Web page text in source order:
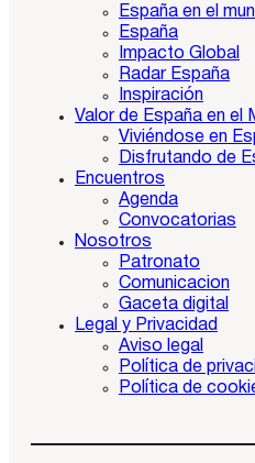
España en el
España
Impacto Global
Radar España
Inspiración
Valor de España en el
Viviéndose en
Disfrutando de
Encuentros
Agenda
Convocatorias
Nosotros
Patronato
Comunicacion
Gaceta digital
Legal y Privacidad
Aviso legal
Política de
Política de